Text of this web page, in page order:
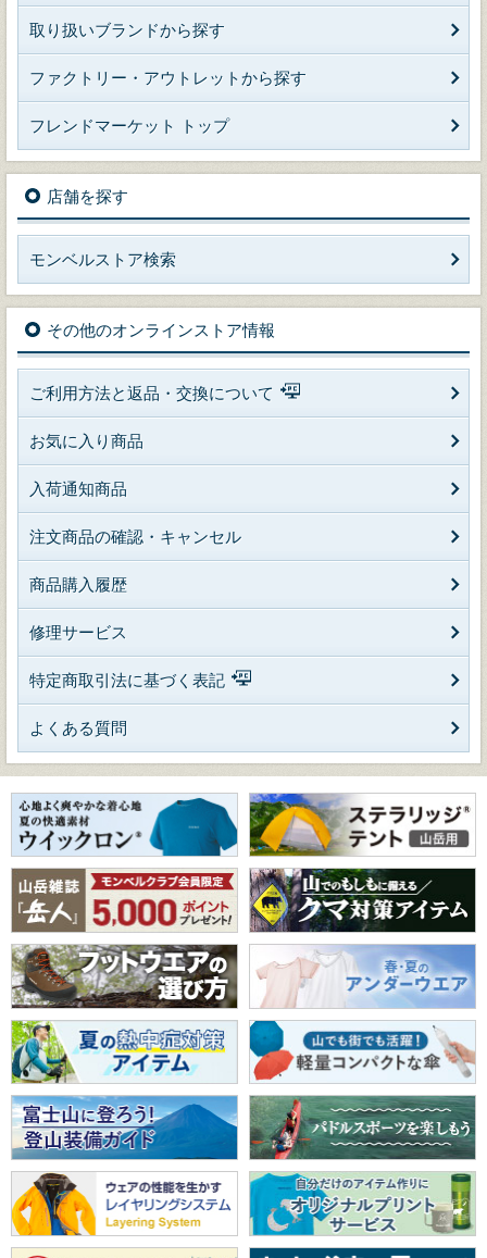
取り扱いブランドから探す
ファクトリー・アウトレットから探す
フレンドマーケット トップ
店舗を探す
モンベルストア検索
その他のオンラインストア情報
ご利用方法と返品・交換について
お気に入り商品
入荷通知商品
注文商品の確認・キャンセル
商品購入履歴
修理サービス
特定商取引法に基づく表記
よくある質問